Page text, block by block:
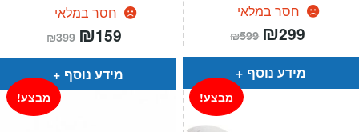
חסר במלאי
₪399 המחיר
המקורי
היה:
₪399.
₪159
הוא:
מידע נוסף
חסר במלאי
₪599 המחיר
המקורי
היה:
₪599.
₪299
הוא:
מידע נוסף
מבצע! מבצע!